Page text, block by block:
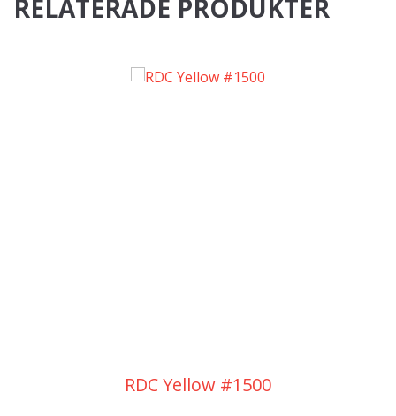
RELATERADE PRODUKTER
RDC Yellow #1500